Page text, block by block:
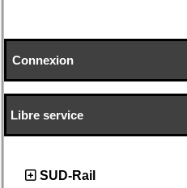
Connexion
Libre service
SUD-Rail